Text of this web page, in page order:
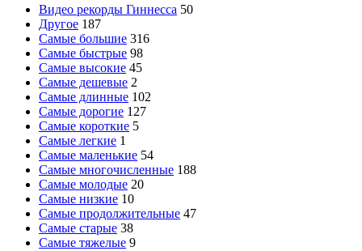
Видео рекорды Гиннесса 50
Другое 187
Самые большие 316
Самые быстрые 98
Самые высокие 45
Самые дешевые 2
Самые длинные 102
Самые дорогие 127
Самые короткие 5
Самые легкие 1
Самые маленькие 54
Самые многочисленные 188
Самые молодые 20
Самые низкие 10
Самые продолжительные 47
Самые старые 38
Самые тяжелые 9